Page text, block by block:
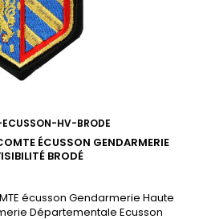
HV-BRODE
ÉCUSSON GENDARMERIE
BRODÉ
écusson Gendarmerie Haute
Départementale Ecusson